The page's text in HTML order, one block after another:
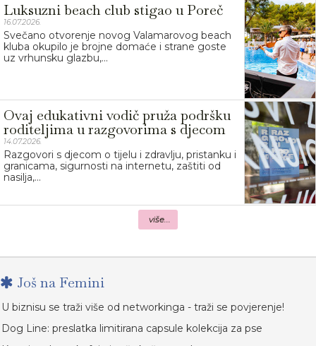
Luksuzni beach club stigao u Poreč
16.07.2026.
Svečano otvorenje novog Valamarovog beach
kluba okupilo je brojne domaće i strane goste
uz vrhunsku glazbu,...
Ovaj edukativni vodič pruža podršku
roditeljima u razgovorima s djecom
14.07.2026.
Razgovori s djecom o tijelu i zdravlju, pristanku i
granicama, sigurnosti na internetu, zaštiti od
nasilja,...
više...
Još na Femini
U biznisu se traži više od networkinga - traži se povjerenje!
Dog Line: preslatka limitirana capsule kolekcija za pse